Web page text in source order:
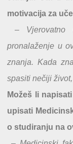
motivacija za
– Vjerovatno
pronalaženje u
znanja. Kada
spasiti nečiji
Možeš li
upisati
o studiranju na